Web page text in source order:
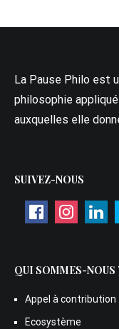
La Pause Philo est
philosophie
auxquelles elle
SUIVEZ-NOUS
QUI SOMMES-NOUS
Appel à contribution
Ecosystème